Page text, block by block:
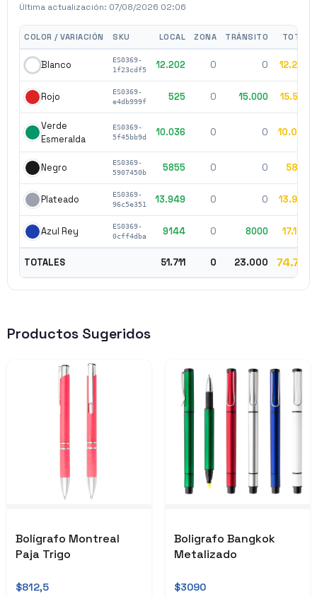
Última actualización: 07/08/2026 02:06
COLOR / VARIACIÓN SKU LOCAL ZONA TRÁNSITO TOTAL
Blanco
ES0369-
1f23cdf5
12.202 0 0 12.202
Rojo
ES0369-
e4db999f
525 0 15.000 15.525
Verde
Esmeralda
ES0369-
5f45bb9d
10.036 0 0 10.036
Negro
ES0369-
5907450b
5855 0 0 5855
Plateado
ES0369-
96c5e351
13.949 0 0 13.949
Azul Rey
ES0369-
0cff4dba
9144 0 8000 17.144
TOTALES 51.711 0 23.000 74.711
Productos Sugeridos
Bolígrafo Montreal
Paja Trigo
$812,5
Boligrafo Bangkok
Metalizado
$3090